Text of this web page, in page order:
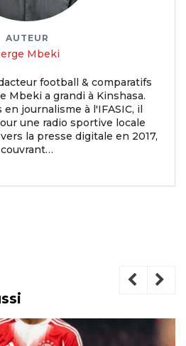
AUTEUR
Mbeki
football & comparatifs
Mbeki a grandi à Kinshasa.
journalisme à l'IFASIC, il
une radio sportive locale
la presse digitale en 2017,
couvrant…